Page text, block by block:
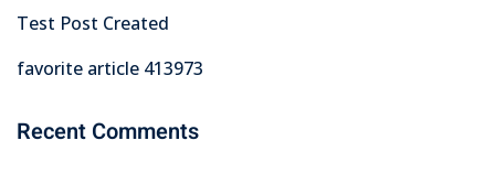
Test Post Created
favorite article 413973
Recent Comments